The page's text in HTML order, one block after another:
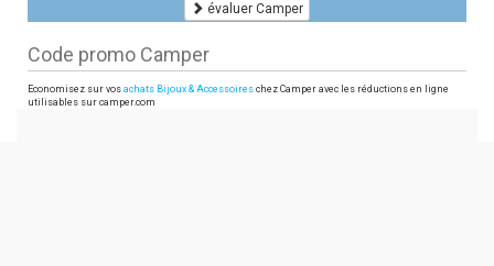
évaluer Camper
Code promo Camper
Economisez sur vos achats Bijoux & Accessoires chez Camper avec les réductions en ligne
utilisables sur camper.com